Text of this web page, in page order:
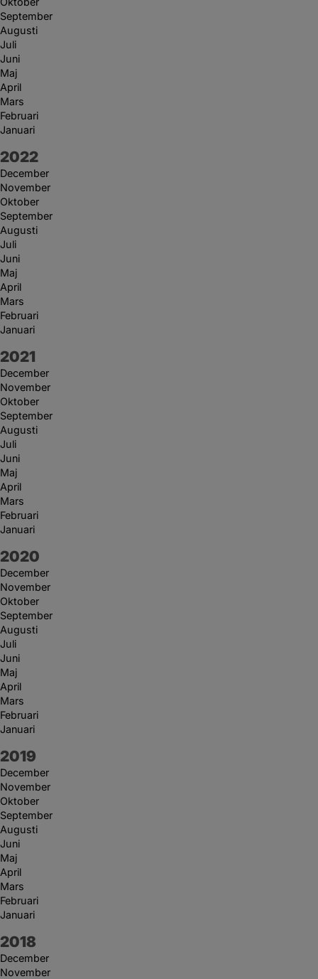
September
Augusti
Juli
Juni
Maj
April
Mars
Februari
Januari
År:
2022
December
November
Oktober
September
Augusti
Juli
Juni
Maj
April
Mars
Februari
Januari
År:
2021
December
November
Oktober
September
Augusti
Juli
Juni
Maj
April
Mars
Februari
Januari
År:
2020
December
November
Oktober
September
Augusti
Juli
Juni
Maj
April
Mars
Februari
Januari
År:
2019
December
November
Oktober
September
Augusti
Juni
Maj
April
Mars
Februari
Januari
År:
2018
December
November